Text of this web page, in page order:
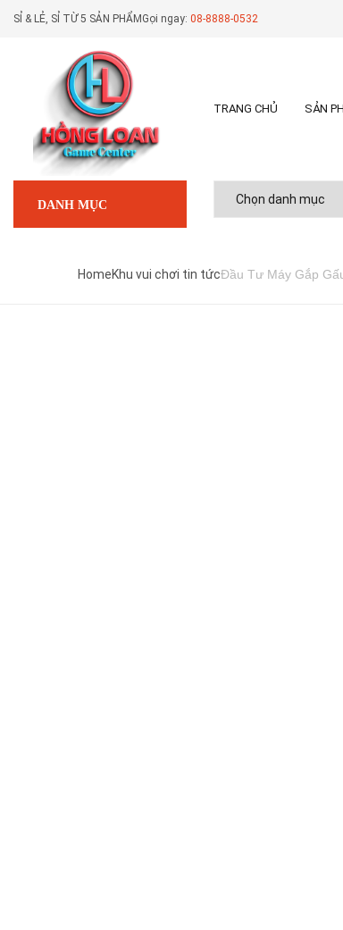
SỈ & LẺ, SỈ TỪ 5 SẢN PHẨM Gọi ngay: 08-8888-0532
TRANG CHỦ SẢN
DANH MỤC
HomeKhu vui chơi tin tứcĐầu Tư Máy Gắp